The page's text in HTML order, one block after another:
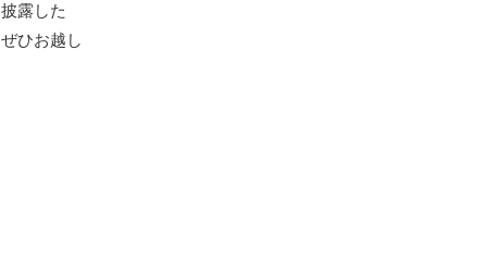
露した
ひお越し